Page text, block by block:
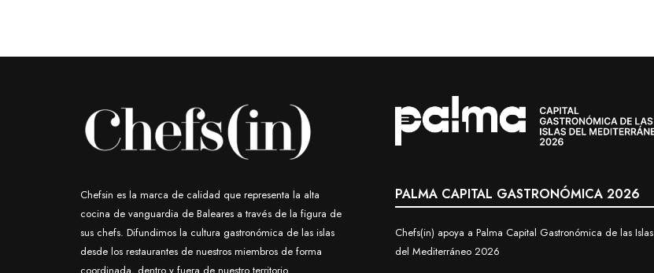
Chefsin es la marca de calidad que representa la alta
cocina de vanguardia de Baleares a través de la figura de
sus chefs. Difundimos la cultura gastronómica de las islas
desde los restaurantes de nuestros miembros de forma
PALMA CAPITAL GASTRONÓMICA 2026
Chefs(in) apoya a Palma Capital Gastronómica de las Islas
del Mediterráneo 2026